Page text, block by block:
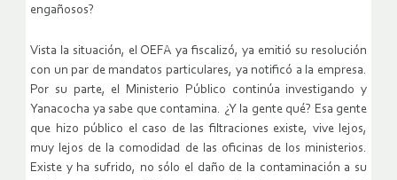
engañosos?
Vista la situación, el OEFA ya fiscalizó, ya emitió su resolución
con un par de mandatos particulares, ya notificó a la empresa.
Por su parte, el Ministerio Público continúa investigando y
Yanacocha ya sabe que contamina. ¿Y la gente qué? Esa gente
que hizo público el caso de las filtraciones existe, vive lejos,
muy lejos de la comodidad de las oficinas de los ministerios.
Existe y ha sufrido, no sólo el daño de la contaminación a su